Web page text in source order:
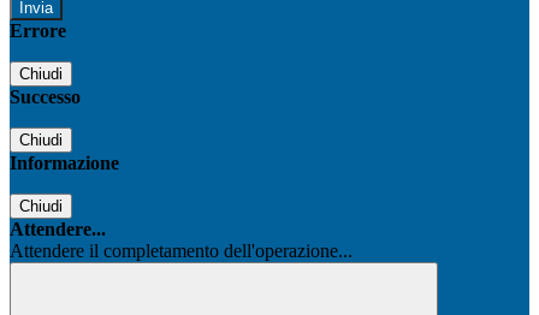
Errore
Chiudi
Successo
Chiudi
Informazione
Chiudi
Attendere...
Attendere il completamento dell'operazione...